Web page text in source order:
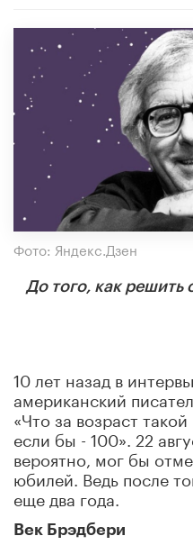
Фото: Яндекс.Дзен
До того, как решить
10 лет назад в
американский
«Что за возраст
если бы - 100». 22
вероятно, мог бы
юбилей. Ведь после
еще два года.
Век Брэдбери